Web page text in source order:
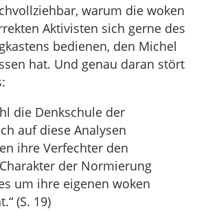
warum die woken
Aktivisten sich gerne des
bedienen, den Michel
hat. Und genau daran stört
die Denkschule der
auf diese Analysen
ihre Verfechter den
der Normierung
um ihre eigenen woken
(S. 19)